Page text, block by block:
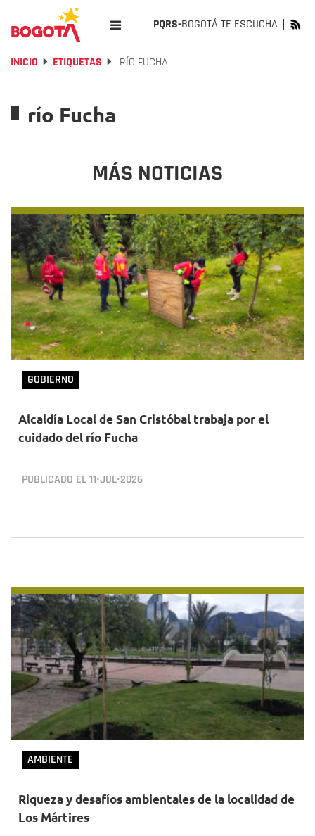
PQRS-BOGOTÁ TE ESCUCHA
INICIO ETIQUETAS RÍO FUCHA
río Fucha
MÁS NOTICIAS
GOBIERNO
Alcaldía Local de San Cristóbal trabaja por el
cuidado del río Fucha
PUBLICADO EL11•JUL•2026
AMBIENTE
Riqueza y desafíos ambientales de la localidad de
Los Mártires